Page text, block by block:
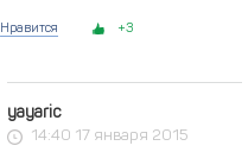
Нравится
3
yayaric
14:40 17 января 2015